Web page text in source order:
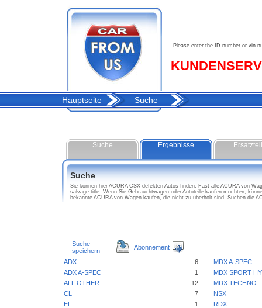
Hauptseite Suche
Suche Ergebnisse
Suche
Sie können hier ACURA CSX defekten Autos finden. Fast alle ACURA von
salvage title. Wenn Sie Gebrauchtwagen oder Autoteile kaufen möchten,
bekannte ACURA von Wagen kaufen, die nicht zu überholt sind. Suchen die
Suche
speichern
Abonnement
ADX 6
MDX A-SPEC
ADX A-SPEC
1
MDX SPORT
ALL OTHER
12
MDX TECHNO
CL
7
NSX
EL
1
RDX